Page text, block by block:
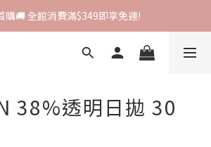
購🚚 全館消費滿$349即享免運!
購🚚 全館消費滿$349即享免運!
新品牌進駐🎀韓國原裝進口🇰🇷
購🚚 全館消費滿$349即享免運!
38%透明日拋 30